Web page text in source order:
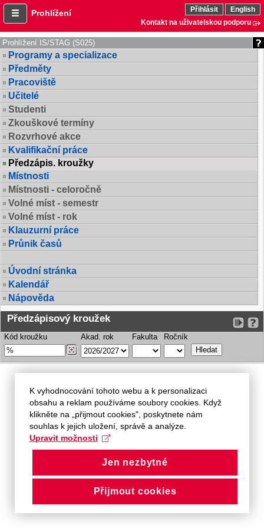
Prohlížení Přihlásit
English
Kontakt na uživatelskou podporu
Prohlížení IS/STAG (S025)
Programy a specializace
Předměty
Pracoviště
Učitelé
Studenti
Zkouškové termíny
Rozvrhové akce
Kvalifikační práce
Předzápis. kroužky
Místnosti
Místnosti - celoročně
Volné míst - semestr
Volné míst - rok
Klauzurní práce
Průnik časů
Úvodní stránka
Kalendář
Nápověda
Předzápisový kroužek
Kód kroužku Akad. rok Fakulta Ročník
K vyhodnocování tohoto webu a k personalizaci
obsahu a reklam používáme soubory cookies. Když
klikněte na „přijmout cookies", poskytnete nám
souhlas k jejich uložení, správě a analýze.
Upravit možnosti
Jen nezbytné
Přijmout cookies